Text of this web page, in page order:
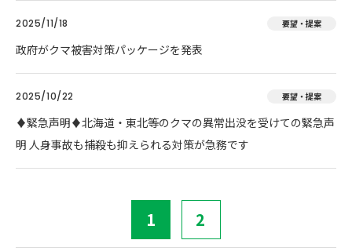
2025/11/18 要望・提案
政府がクマ被害対策パッケージを発表
2025/10/22 要望・提案
♦️緊急声明♦️北海道・東北等のクマの異常出没を受けての緊急声
明 人身事故も捕殺も抑えられる対策が急務です
1 2